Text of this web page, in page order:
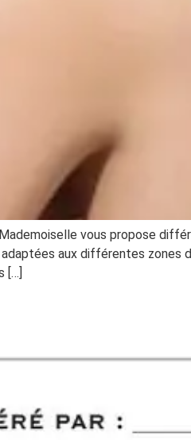
vous propose
aux différentes zones
[…]